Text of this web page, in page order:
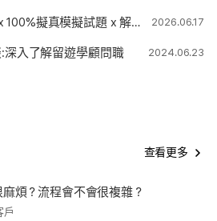
GIO IELTS雅思線上課程 x 100%擬真模擬試題 x 解題技巧 2026.06.17
:深入了解留遊學顧問職 2024.06.23
查看更多
煩？流程會不會很複雜？
戶